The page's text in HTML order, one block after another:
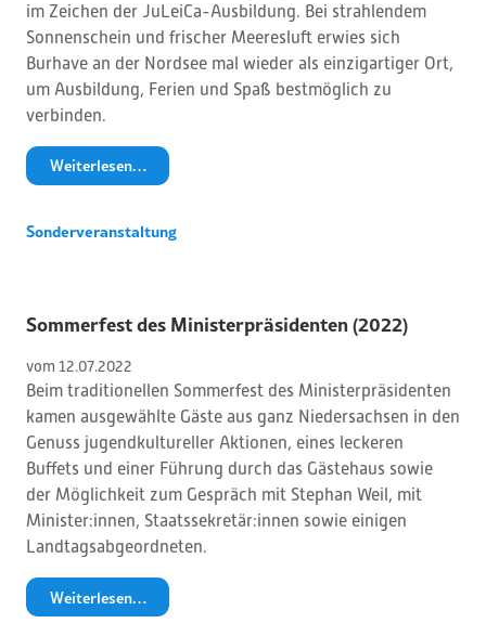
im Zeichen der JuLeiCa-Ausbildung. Bei strahlendem
Sonnenschein und frischer Meeresluft erwies sich
Burhave an der Nordsee mal wieder als einzigartiger Ort,
um Ausbildung, Ferien und Spaß bestmöglich zu
verbinden.
Weiterlesen…
Sonderveranstaltung
Sommerfest des Ministerpräsidenten (2022)
vom 12.07.2022
Beim traditionellen Sommerfest des Ministerpräsidenten
kamen ausgewählte Gäste aus ganz Niedersachsen in den
Genuss jugendkultureller Aktionen, eines leckeren
Buffets und einer Führung durch das Gästehaus sowie
der Möglichkeit zum Gespräch mit Stephan Weil, mit
Minister:innen, Staatssekretär:innen sowie einigen
Landtagsabgeordneten.
Weiterlesen…